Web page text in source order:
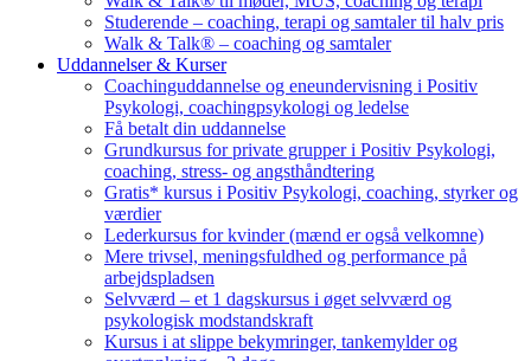
Studerende – coaching, terapi og samtaler til halv pris
Walk & Talk® – coaching og samtaler
Uddannelser & Kurser
Coachinguddannelse og eneundervisning i Positiv
Psykologi, coachingpsykologi og ledelse
Få betalt din uddannelse
Grundkursus for private grupper i Positiv Psykologi,
coaching, stress- og angsthåndtering
Gratis* kursus i Positiv Psykologi, coaching, styrker og
værdier
Lederkursus for kvinder (mænd er også velkomne)
Mere trivsel, meningsfuldhed og performance på
arbejdspladsen
Selvværd – et 1 dagskursus i øget selvværd og
psykologisk modstandskraft
Kursus i at slippe bekymringer, tankemylder og